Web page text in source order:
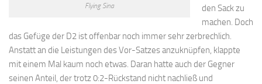
Flying Sina
den Sack zu
machen. Doch
das Gefüge der D2 ist offenbar noch immer sehr zerbrechlich.
Anstatt an die Leistungen des Vor-Satzes anzuknüpfen, klappte
mit einem Mal kaum noch etwas. Daran hatte auch der Gegner
seinen Anteil, der trotz 0:2-Rückstand nicht nachließ und